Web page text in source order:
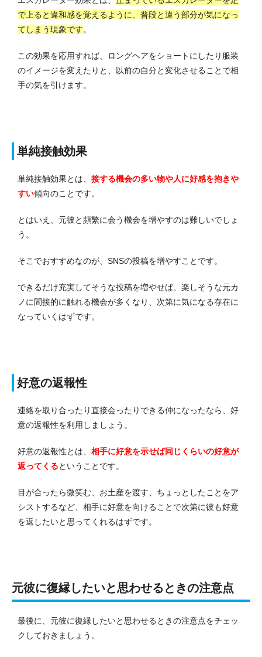
で上ると違和感を覚えるように、普段と違う部分が気になっ
てしまう現象です。
この効果を応用すれば、ロングヘアをショートにしたり服装
のイメージを変えたりと、以前の自分と変化させることで相
手の気を引けます。
単純接触効果
単純接触効果とは、 接する機会の多い物や人に好感を抱きや
すい傾向のことです。
とはいえ、元彼と頻繁に会う機会を増やすのは難しいでしょ
う。
そこでおすすめなのが、SNSの投稿を増やすことです。
できるだけ充実してそうな投稿を増やせば、楽しそうな元カ
ノに間接的に触れる機会が多くなり、次第に気になる存在に
なっていくはずです。
好意の返報性
連絡を取り合ったり直接会ったりできる仲になったなら、好
意の返報性を利用しましょう。
好意の返報性とは、 相手に好意を示せば同じくらいの好意が
返ってくるということです。
目が合ったら微笑む、お土産を渡す、ちょっとしたことをア
シストするなど、相手に好意を向けることで次第に彼も好意
を返したいと思ってくれるはずです。
元彼に復縁したいと思わせるときの注意点
最後に、元彼に復縁したいと思わせるときの注意点をチェッ
クしておきましょう。